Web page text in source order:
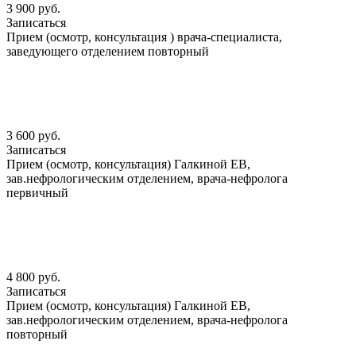
3 900 руб.
Записаться
Прием (осмотр, консультация ) врача-специалиста,
заведующего отделением повторный
3 600 руб.
Записаться
Прием (осмотр, консультация) Галкиной ЕВ,
зав.нефрологическим отделением, врача-нефролога
первичный
4 800 руб.
Записаться
Прием (осмотр, консультация) Галкиной ЕВ,
зав.нефрологическим отделением, врача-нефролога
повторный